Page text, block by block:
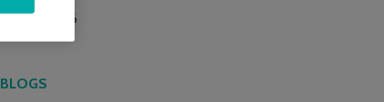
Junio 2026
BLOGS